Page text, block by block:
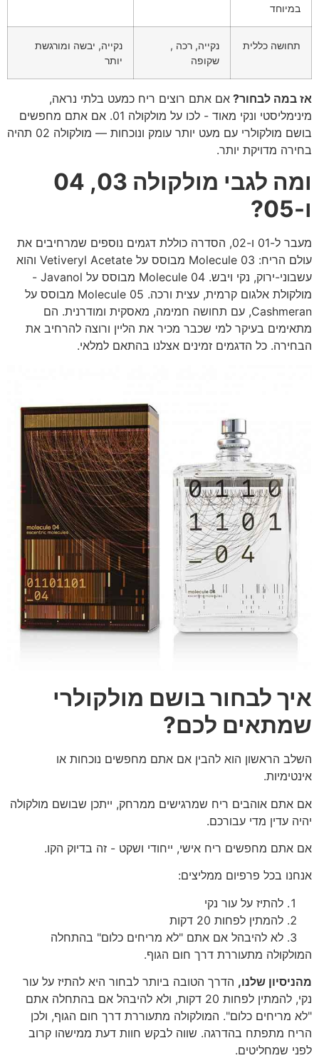
במיוחד
תחושה כללית
נקייה, רכה ,
שקופה
נקייה, יבשה ומורגשת
יותר
אז במה לבחור? אם אתם רוצים ריח כמעט בלתי נראה,
מינימליסטי ונקי מאוד - לכו על מולקולה 01. אם אתם מחפשים
בושם מולקולרי עם מעט יותר עומק ונוכחות — מולקולה 02 תהיה
בחירה מדויקת יותר.
ומה לגבי מולקולה 03, 04
ו-05?
מעבר ל-01 ו-02, הסדרה כוללת דגמים נוספים שמרחיבים את
עולם הריח: Molecule 03 מבוסס על Vetiveryl Acetate והוא
עשבוני-ירוק, נקי ויבש. Molecule 04 מבוסס על Javanol -
מולקולת אלגום קרמית, עצית ורכה. Molecule 05 מבוסס על
Cashmeran, עם תחושה חמימה, מאסקית ומודרנית. הם
מתאימים בעיקר למי שכבר מכיר את הליין ורוצה להרחיב את
הבחירה. כל הדגמים זמינים אצלנו בהתאם למלאי.
איך לבחור בושם מולקולרי
שמתאים לכם?
השלב הראשון הוא להבין אם אתם מחפשים נוכחות או
אינטימיות.
אם אתם אוהבים ריח שמרגישים ממרחק, ייתכן שבושם מולקולה
יהיה עדין מדי עבורכם.
אם אתם מחפשים ריח אישי, ייחודי ושקט - זה בדיוק הקו.
אנחנו בכל פרפיום ממליצים:
להתיז על עור נקי
להמתין לפחות 20 דקות
לא להיבהל אם אתם "לא מריחים כלום" בהתחלה
המולקולה מתעוררת דרך חום הגוף.
מהניסיון שלנו,הדרך הטובה ביותר לבחור היא להתיז על עור
נקי, להמתין לפחות 20 דקות, ולא להיבהל אם בהתחלה אתם
"לא מריחים כלום". המולקולה מתעוררת דרך חום הגוף, ולכן
הריח מתפתח בהדרגה. שווה לבקש חוות דעת ממישהו קרוב
לפני שמחליטים.